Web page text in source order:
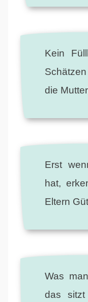
Kein
die
Erst
hat,
Eltern
Was
das